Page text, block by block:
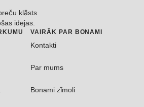
klāsts
idejas.
VAIRĀK PAR BONAMI
Kontakti
Par mums
Bonami zīmoli